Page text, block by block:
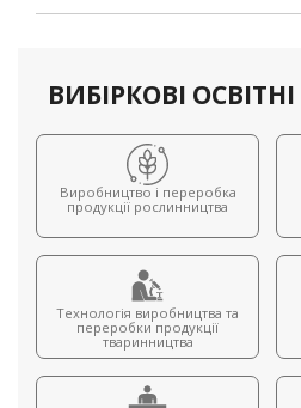
ВИБІРКОВІ
Виробництво і переробка
продукції рослинництва
Технологія виробництва та
переробки продукції
тваринництва